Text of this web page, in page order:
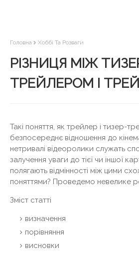
Головна Хоббі Та Розваги
РІЗНИЦЯ МІЖ
ТРЕЙЛЕРОМ І
Такі поняття, як трейлер і тизер-
безпосереднє відношення до
нетривалі відеоролики служать
залучення уваги до тієї чи іншої
полягають відмінності між цими
поняттями? Проведемо невелике
Зміст статті
визначення
порівняння
висновки